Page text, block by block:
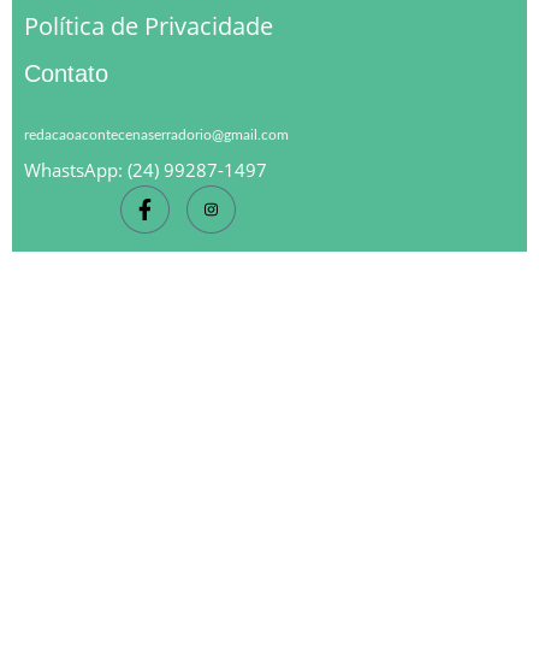
Política de Privacidade
Contato
redacaoacontecenaserradorio@gmail.com
WhastsApp: (24) 99287-1497